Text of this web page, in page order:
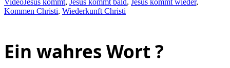
VideoJesus kommt, Jesus kommt bald, Jesus kommt wieder,
Kommen Christi, Wiederkunft Christi
Ein wahres Wort ?